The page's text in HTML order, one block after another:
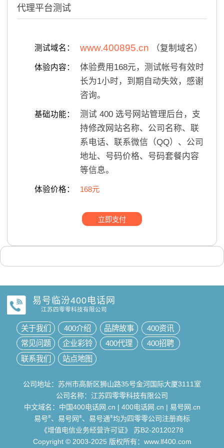
代理平台测试
测试域名： www.400895.cn （复制域名）
体验内容：
体验费用168元，测试帐号有效时
长为1小时，到期自动失效，感谢
咨询。
基础功能：
测试 400 选号网站管理后台，支
持修改网站名称、公司名称、联
系电话、联系微信（QQ）、公司
地址、号码价格、号码套餐内容
等信息。
体验价格： 168元
立即支付
易号临汾400电话网
江苏四零零科技有限公司
关于我们 400介绍 品牌故事
400资讯
常见问题
企业彩铃 400代理
400招聘
联系我们
站点地图
公司地址：苏州市高新区狮山路35号金河国际大厦3111室
公司名称：江苏四零零科技有限公司
中文域名： 中国400电话网.cn | 400电话网.cn | 易号网.cn
易号®、易号网 ®、易号通®均为四零零公司注册商标
《增值电信业务经营许可证》
苏B2-20120278
Copyright © 2003-2025 版权所有：www.lf400.com